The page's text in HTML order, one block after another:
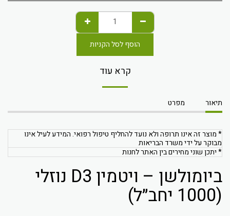
הוסף לסל הקניות
קרא עוד
תיאור מפרט
* מוצר זה אינו תרופה ולא נועד להחליף טיפול רפואי. המידע לעיל אינו
מבוקר על ידי משרד הבריאות
* יתכן שוני מחירים בין האתר לחנות
ביומולשן – ויטמין D3 נוזלי
(1000 יחב״ל)